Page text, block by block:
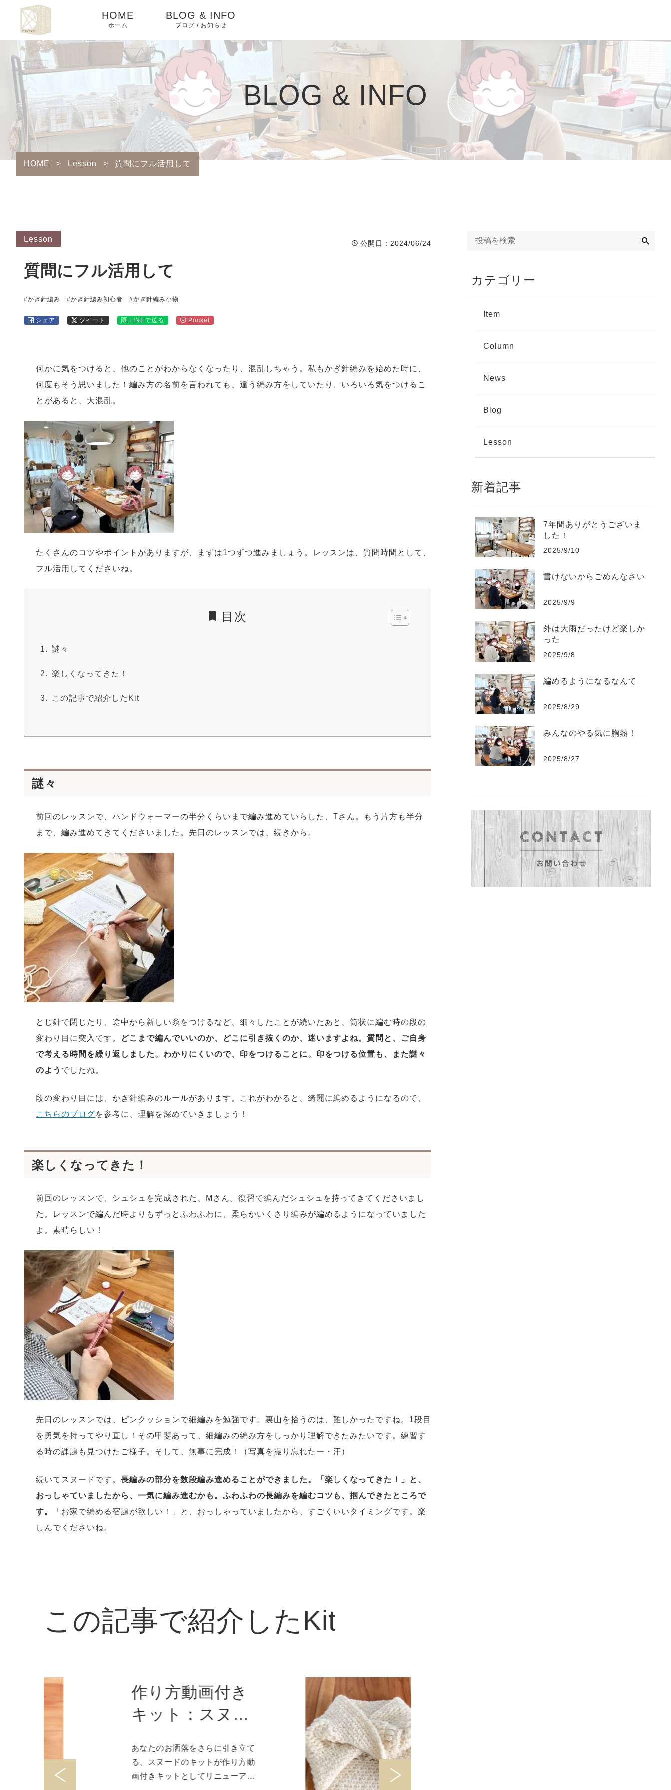
HOME
ホーム
BLOG & INFO
ブログ / お知らせ
News
Lesson
Blog
Column
BLOG & INFO
HOME > Lesson > 質問にフル活用して
Lesson
公開日 ：2024/06/24
質問にフル活用して
#かぎ針編み #かぎ針編み初心者 #かぎ針編み小物
シェア ツイート LINEで送る Pocket
何かに気をつけると、他のことがわからなくなったり、混乱しちゃう。私もかぎ針編みを始めた時に、
何度もそう思いました！編み方の名前を言われても、違う編み方をしていたり、いろいろ気をつけるこ
とがあると、大混乱。
たくさんのコツやポイントがありますが、まずは1つずつ進みましょう。レッスンは、質問時間として、
フル活用してくださいね。
目次
謎々
楽しくなってきた！
この記事で紹介したKit
謎々
前回のレッスンで、ハンドウォーマーの半分くらいまで編み進めていらした、Tさん。もう片方も半分
まで、編み進めてきてくださいました。先日のレッスンでは、続きから。
とじ針で閉じたり、途中から新しい糸をつけるなど、細々したことが続いたあと、筒状に編む時の段の
変わり目に突入です。
どこまで編んでいいのか、どこに引き抜くのか、迷いますよね。質問と、ご自身
で考える時間を繰り返しました。わかりにくいので、印をつけることに。印をつける位置も、また謎々
のよう でしたね。
段の変わり目には、かぎ針編みのルールがあります。これがわかると、綺麗に編めるようになるので、
こちらのブログを参考に、理解を深めていきましょう！
楽しくなってきた！
前回のレッスンで、シュシュを完成された、Mさん。復習で編んだシュシュを持ってきてくださいまし
た。レッスンで編んだ時よりもずっとふわふわに、柔らかいくさり編みが編めるようになっていました
よ。素晴らしい！
先日のレッスンでは、ピンクッションで細編みを勉強です。裏山を拾うのは、難しかったですね。1段目
を勇気を持ってやり直し！その甲斐あって、細編みの編み方をしっかり理解できたみたいです。練習す
る時の課題も見つけたご様子。そして、無事に完成！（写真を撮り忘れたー・汗）
続いてスヌードです。 長編みの部分を数段編み進めることができました。「楽しくなってきた！」と、
おっしゃていましたから、一気に編み進むかも。ふわふわの長編みを編むコツも、掴んできたところで
す。
「お家で編める宿題が欲しい！」と、おっしゃっていましたから、すごくいいタイミングです。楽
しんでくださいね。
この記事で紹介したKit
作り方動画付き
キット：スヌー
あなたのお洒落をさらに引き立て
る、スヌードのキットが作り方動
画付きキットとしてリニューアル
カテゴリー
Item
Column
News
Blog
Lesson
新着記事
7年間ありがとうございま
した！
2025/9/10
書けないからごめんなさい
2025/9/9
外は大雨だったけど楽しか
った
2025/9/8
編めるようになるなんて
2025/8/29
みんなのやる気に胸熱！
2025/8/27